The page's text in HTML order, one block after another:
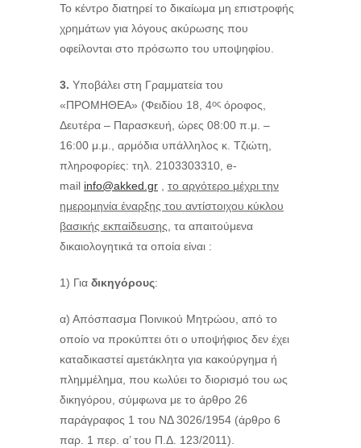
Το κέντρο διατηρεί το δικαίωμα μη επιστροφής
χρημάτων για λόγους ακύρωσης που
οφείλονται στο πρόσωπο του υποψηφίου.
3. Υποβάλει στη Γραμματεία του
«ΠΡΟΜΗΘΕΑ» (Φειδίου 18, 4ος όροφος,
Δευτέρα – Παρασκευή, ώρες 08:00 π.μ. –
16:00 μ.μ., αρμόδια υπάλληλος κ. Τζιώτη,
πληροφορίες: τηλ. 2103303310, e-
mail info@akked.gr
το αργότερο μέχρι την
ημερομηνία έναρξης του αντίστοιχου κύκλου
βασικής εκπαίδευσης, τα απαιτούμενα
δικαιολογητικά τα οποία είναι :
1) Για δικηγόρους:
α) Απόσπασμα Ποινικού Μητρώου, από το
οποίο να προκύπτει ότι ο υποψήφιος δεν έχει
καταδικαστεί αμετάκλητα για κακούργημα ή
πλημμέλημα, που κωλύει το διορισμό του ως
δικηγόρου, σύμφωνα με το άρθρο 26
παράγραφος 1 του ΝΔ 3026/1954 (άρθρο 6
παρ. 1 περ. α’ του Π.Δ. 123/2011).